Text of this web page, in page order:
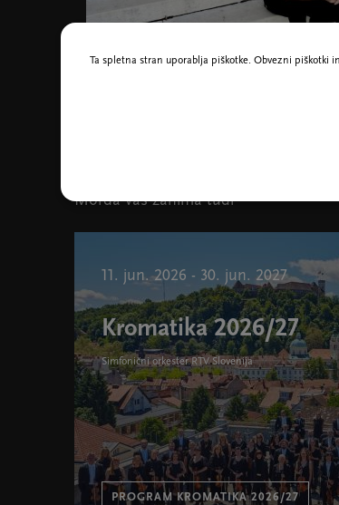
Morda vas zanima tudi
11. jun. 2026 - 30. jun. 2027
Kromatika 2026/27
Simfonični orkester RTV Slovenija
PROGRAM KROMATIKA 2026/27
Ta spletna stran uporablja piškotke. Obvezni piškotki